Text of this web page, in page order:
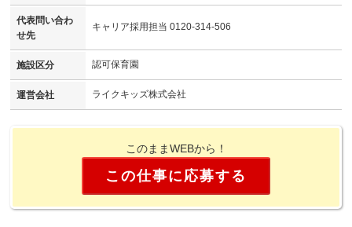
代表問い合わ
せ先
キャリア採用担当 0120-314-506
施設区分 認可保育園
運営会社 ライクキッズ株式会社
このままWEBから！
この仕事に応募する